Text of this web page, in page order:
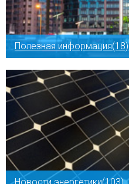
Полезная информация(18)